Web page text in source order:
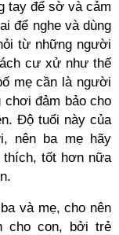
tay để sờ và cảm
để nghe và dùng
từ những người
cư xử như thế
mẹ cần là người
chơi đảm bảo cho
Độ tuổi này của
nên ba mẹ hãy
thích, tốt hơn nữa
và mẹ, cho nên
cho con, bởi trẻ